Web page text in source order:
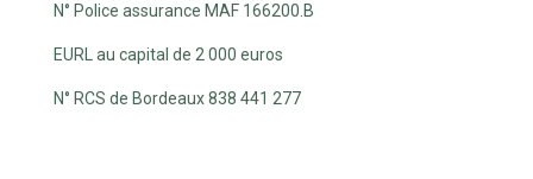
N° Police assurance MAF 166200.B
EURL au capital de 2 000 euros
N° RCS de Bordeaux 838 441 277